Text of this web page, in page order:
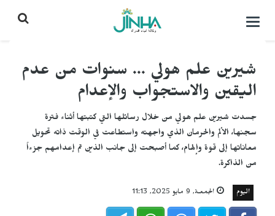
التحكم
شيرين علم هولي ... سنوات من عدم
اليقين والاستجواب والإعدام
جسدت شيرين علم هولي من خلال رسائلها التي كتبتها أثناء فترة
سجنها، الألم والحرمان الذي واجهته واستطاعت في الوقت ذاته تحويل
معاناتها إلى قوة وإلهام، كما أصبحت إلى جانب الذين تم إعدامهم جزءاً
من الذاكرة.
اليوم الجمعـة, 9 مايو 2025, 11:13